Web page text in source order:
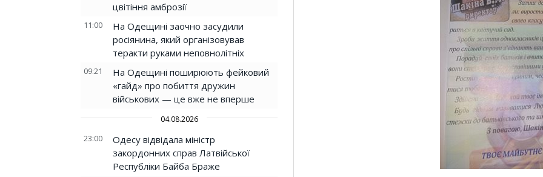
цвітіння амброзії
11:00
На Одещині заочно засудили
росіянина, який організовував
теракти руками неповнолітніх
09:21
На Одещині поширюють фейковий
«гайд» про побиття дружин
військових — це вже не вперше
04.08.2026
23:00
Одесу відвідала міністр
закордонних справ Латвійської
Республіки Байба Браже